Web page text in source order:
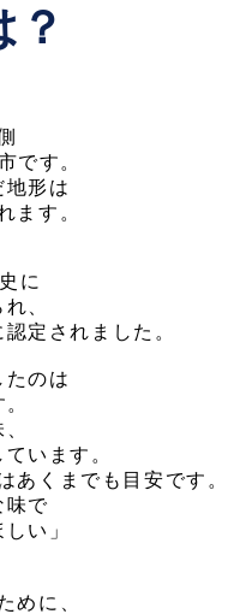
？
です。
地形は
ます。
に
、
定されました。
たのは
います。
あくまでも目安です。
味で
い」
めに、